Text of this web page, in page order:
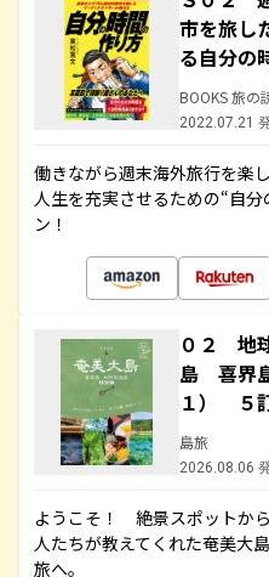
市を旅し
る自分の
BOOKS 旅の
2022.07.21
働きながら週末海外旅行を楽
人生を充実させるための“自
ン！
０２ 地
島 喜界
１） ５
島旅
2026.08.06
ようこそ！ 絶景スポットか
人たちが教えてくれた奄美大
旅へ。